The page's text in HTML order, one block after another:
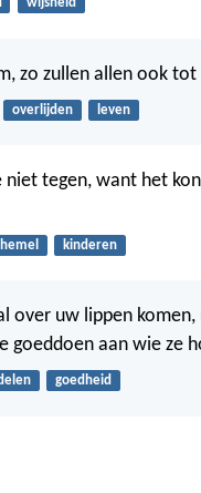
wijsheid
zo zullen allen ook
overlijden leven
niet tegen, want het
hemel kinderen
over uw lippen
goeddoen aan wie ze
goedheid